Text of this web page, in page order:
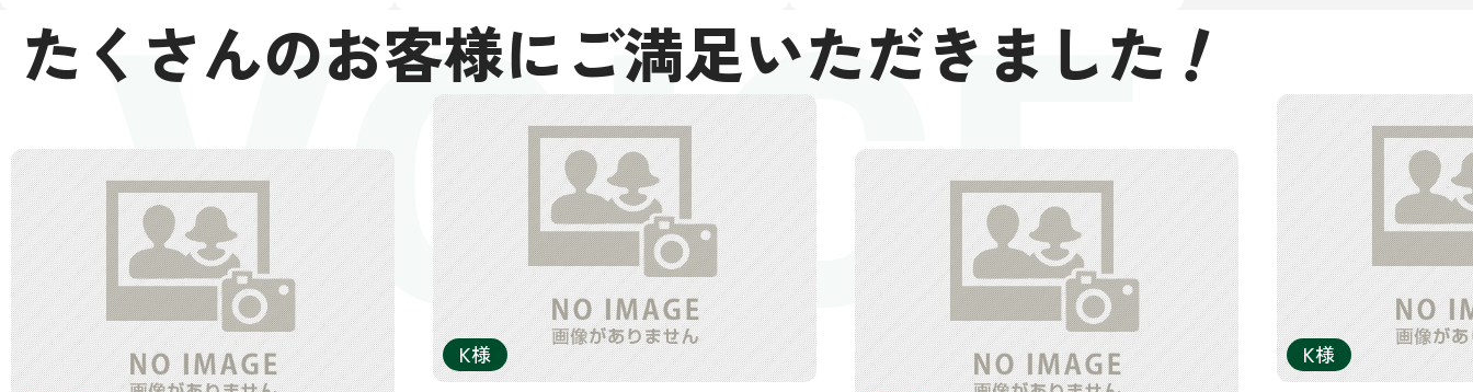
たくさんのお客様にご満足いただきました！
VOICE
K様 K様